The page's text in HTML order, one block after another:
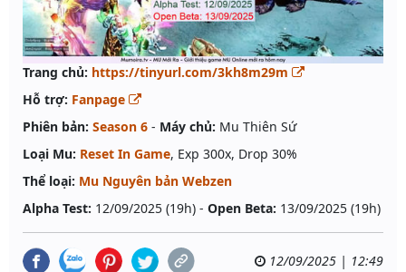
Trang chủ: https://tinyurl.com/3kh8m29m
Hỗ trợ: Fanpage
Phiên bản: Season 6 - Máy chủ: Mu Thiên Sứ
Loại Mu: Reset In Game, Exp 300x, Drop 30%
Thể loại: Mu Nguyên bản Webzen
Alpha Test: 12/09/2025 (19h) - Open Beta: 13/09/2025 (19h)
12/09/2025 | 12:49